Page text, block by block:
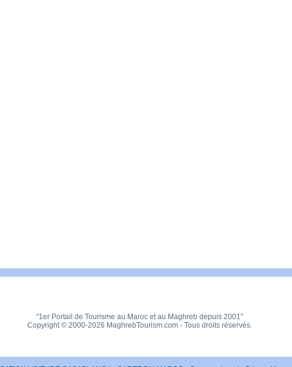
"1er Portail de Tourisme au Maroc et au Maghreb depuis 2001"
Copyright © 2000-2026 MaghrebTourism.com - Tous droits réservés.